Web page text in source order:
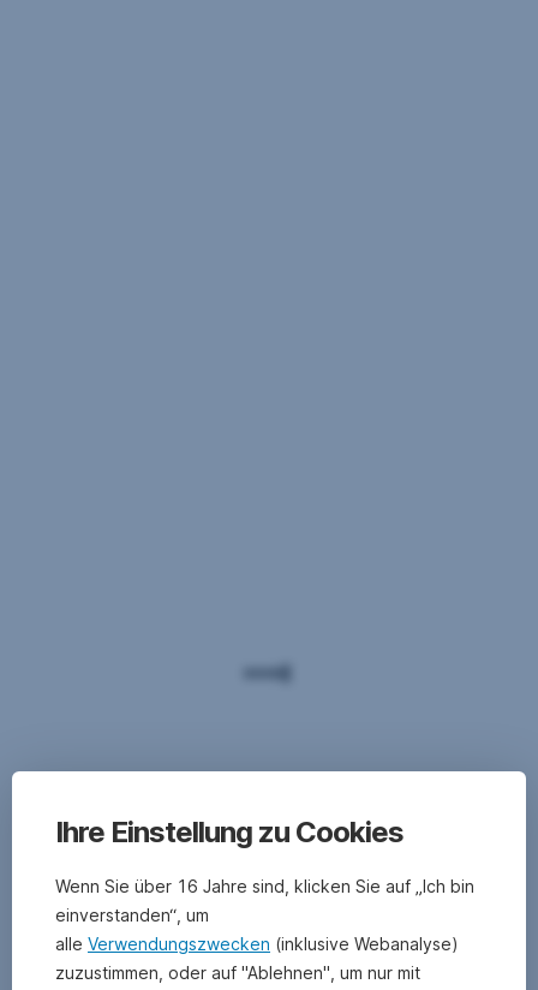
Ihre Einstellung zu Cookies
Wenn Sie über 16 Jahre sind, klicken Sie auf „Ich bin
einverstanden“, um
alle Verwendungszwecken (inklusive Webanalyse)
zuzustimmen, oder auf "Ablehnen", um nur mit